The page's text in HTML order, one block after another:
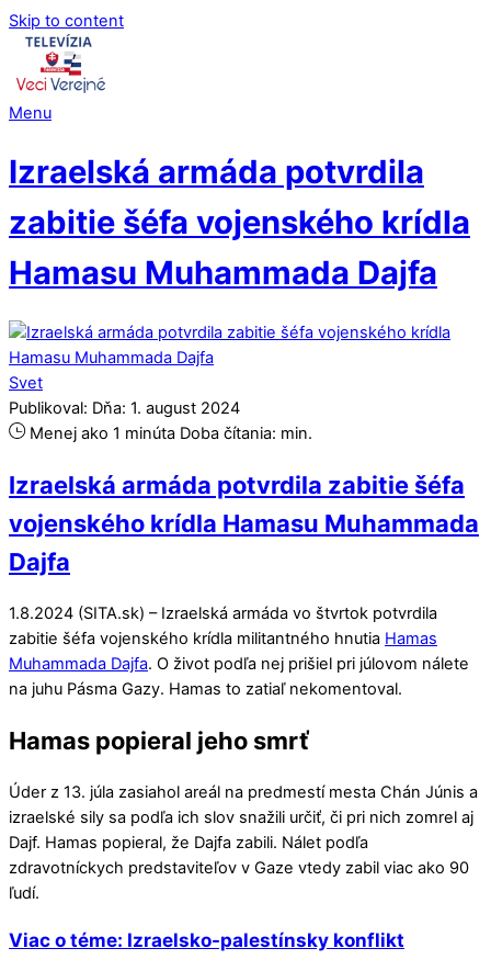
Skip to content
Menu
Izraelská armáda potvrdila
zabitie šéfa vojenského krídla
Hamasu Muhammada Dajfa
Svet
Publikoval: Dňa: 1. august 2024
Menej ako 1 minúta Doba čítania: min.
Izraelská armáda potvrdila zabitie šéfa
vojenského krídla Hamasu Muhammada
Dajfa
1.8.2024 (SITA.sk) – Izraelská armáda vo štvrtok potvrdila
zabitie šéfa vojenského krídla militantného hnutia Hamas
Muhammada Dajfa. O život podľa nej prišiel pri júlovom nálete
na juhu Pásma Gazy. Hamas to zatiaľ nekomentoval.
Hamas popieral jeho smrť
Úder z 13. júla zasiahol areál na predmestí mesta Chán Júnis a
izraelské sily sa podľa ich slov snažili určiť, či pri nich zomrel aj
Dajf. Hamas popieral, že Dajfa zabili. Nálet podľa
zdravotníckych predstaviteľov v Gaze vtedy zabil viac ako 90
ľudí.
Viac o téme: Izraelsko-palestínsky konflikt